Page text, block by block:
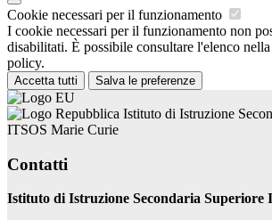
Cookie necessari per il funzionamento
I cookie necessari per il funzionamento non
disabilitati. È possibile consultare l'elenco
policy.
Accetta tutti Salva le preferenze
Istituto di Istruzione
ITSOS Marie Curie
Contatti
Istituto di Istruzione Secondaria Superiore